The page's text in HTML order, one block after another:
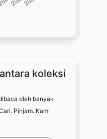
koleksi
oleh banyak
Pinjam. Kami